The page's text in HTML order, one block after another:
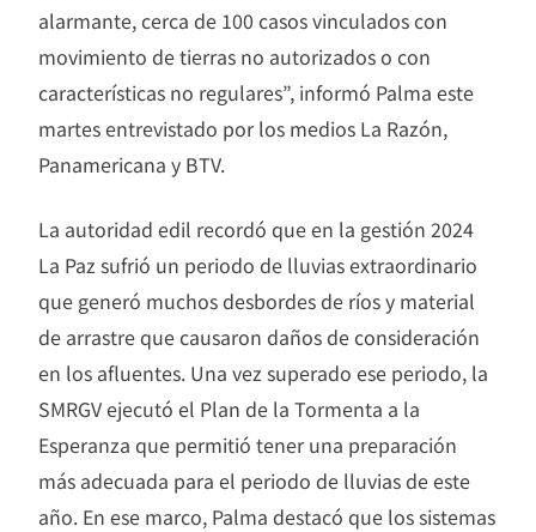
alarmante, cerca de 100 casos vinculados con
movimiento de tierras no autorizados o con
características no regulares”, informó Palma este
martes entrevistado por los medios La Razón,
Panamericana y BTV.
La autoridad edil recordó que en la gestión 2024
La Paz sufrió un periodo de lluvias extraordinario
que generó muchos desbordes de ríos y material
de arrastre que causaron daños de consideración
en los afluentes. Una vez superado ese periodo, la
SMRGV ejecutó el Plan de la Tormenta a la
Esperanza que permitió tener una preparación
más adecuada para el periodo de lluvias de este
año. En ese marco, Palma destacó que los sistemas